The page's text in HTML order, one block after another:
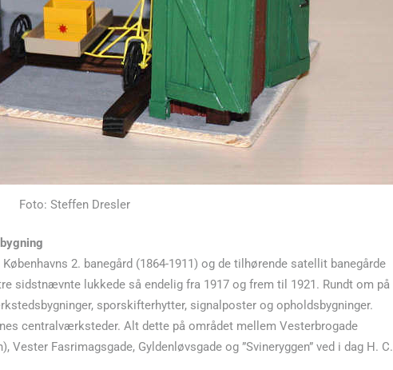
Foto: Steffen Dresler
2. banegård (1864-1911) og de tilhørende satellit banegårde
sidstnævnte lukkede så endelig fra 1917 og frem til 1921. Rundt om på
sporskifterhytter, signalposter og opholdsbygninger.
centralværksteder. Alt dette på området mellem Vesterbrogade
Vester Fasrimagsgade, Gyldenløvsgade og ”Svineryggen” ved i dag H. C.